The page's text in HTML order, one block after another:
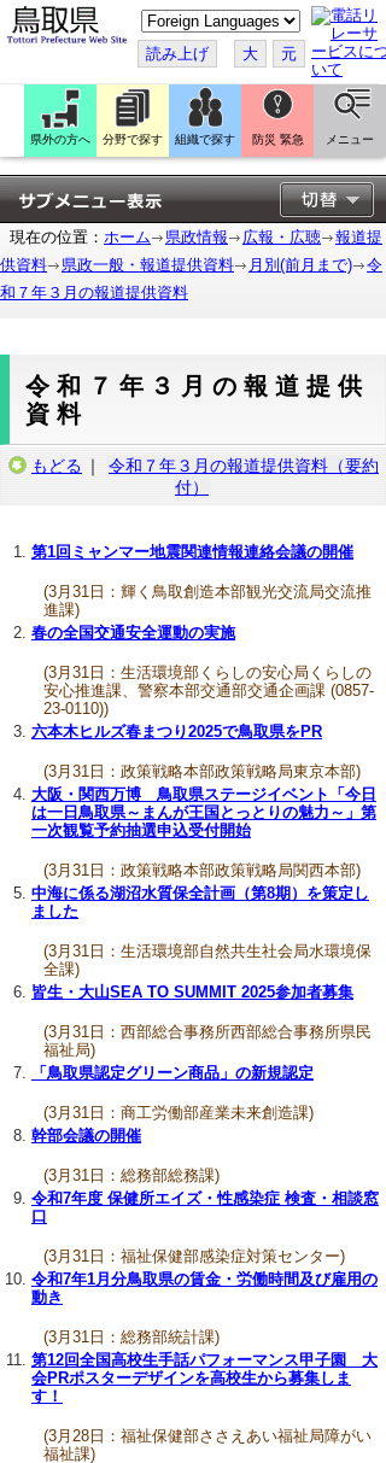
こ
の
ペ
ー
ジ
翻
訳
す
る
読み上げ 大 元
県外の方へ 分野で探す 組織で探す 防災 緊急 メニュー
現在の位置： ホーム 県政情報 広報・広聴
報道提
供資料
県政一般・報道提供資料 月別(前月まで)
令
和７年３月の報道提供資料
令和７年３月の報道提供
資料
もどる ｜
令和７年３月の報道提供資料（要約
付）
第1回ミャンマー地震関連情報連絡会議の開催
(3月31日：輝く鳥取創造本部観光交流局交流推
進課)
春の全国交通安全運動の実施
(3月31日：生活環境部くらしの安心局くらしの
安心推進課、警察本部交通部交通企画課 (0857-
23-0110))
六本木ヒルズ春まつり2025で鳥取県をPR
(3月31日：政策戦略本部政策戦略局東京本部)
大阪・関西万博 鳥取県ステージイベント「今日
は一日鳥取県～まんが王国とっとりの魅力～」第
一次観覧予約抽選申込受付開始
(3月31日：政策戦略本部政策戦略局関西本部)
中海に係る湖沼水質保全計画（第8期）を策定し
ました
(3月31日：生活環境部自然共生社会局水環境保
全課)
皆生・大山SEA TO SUMMIT 2025参加者募集
(3月31日：西部総合事務所西部総合事務所県民
福祉局)
「鳥取県認定グリーン商品」の新規認定
(3月31日：商工労働部産業未来創造課)
幹部会議の開催
(3月31日：総務部総務課)
令和7年度 保健所エイズ・性感染症 検査・相談窓
口
(3月31日：福祉保健部感染症対策センター)
令和7年1月分鳥取県の賃金・労働時間及び雇用の
動き
(3月31日：総務部統計課)
第12回全国高校生手話パフォーマンス甲子園 大
会PRポスターデザインを高校生から募集しま
す！
(3月28日：福祉保健部ささえあい福祉局障がい
福祉課)